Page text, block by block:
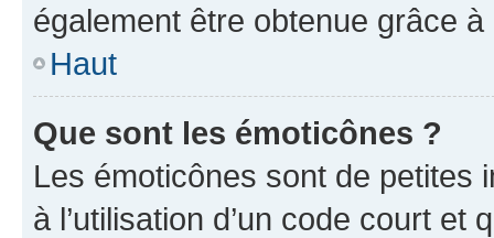
également être obtenue grâce à
Haut
Que sont les émoticônes ?
Les émoticônes sont de petites
à l’utilisation d’un code court et